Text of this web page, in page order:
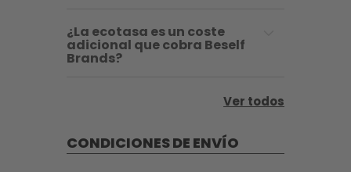
¿La ecotasa es un coste
adicional que cobra Beself
Brands?
Ver todos
CONDICIONES DE ENVÍO